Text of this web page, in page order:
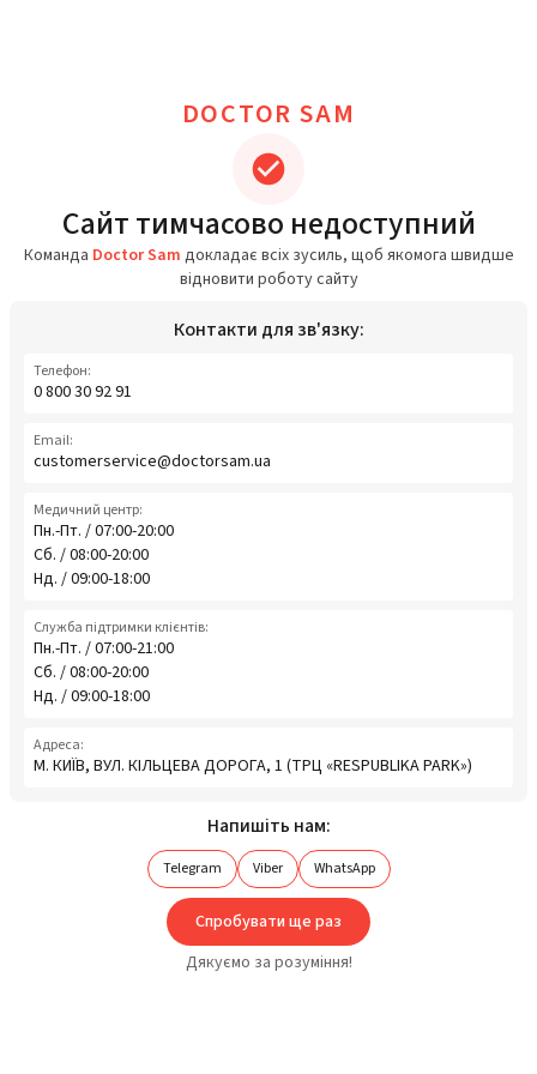
DOCTOR SAM
Сайт тимчасово недоступний
Команда Doctor Sam докладає всіх зусиль, щоб якомога швидше
відновити роботу сайту
Контакти для зв'язку:
Телефон:
0 800 30 92 91
Email:
customerservice@doctorsam.ua
Медичний центр:
Пн.-Пт. / 07:00-20:00
Сб. / 08:00-20:00
Нд. / 09:00-18:00
Служба підтримки клієнтів:
Пн.-Пт. / 07:00-21:00
Сб. / 08:00-20:00
Нд. / 09:00-18:00
Адреса:
М. КИЇВ, ВУЛ. КІЛЬЦЕВА ДОРОГА, 1 (ТРЦ «RESPUBLIKA PARK»)
Напишіть нам:
Telegram Viber WhatsApp
Спробувати ще раз
Дякуємо за розуміння!